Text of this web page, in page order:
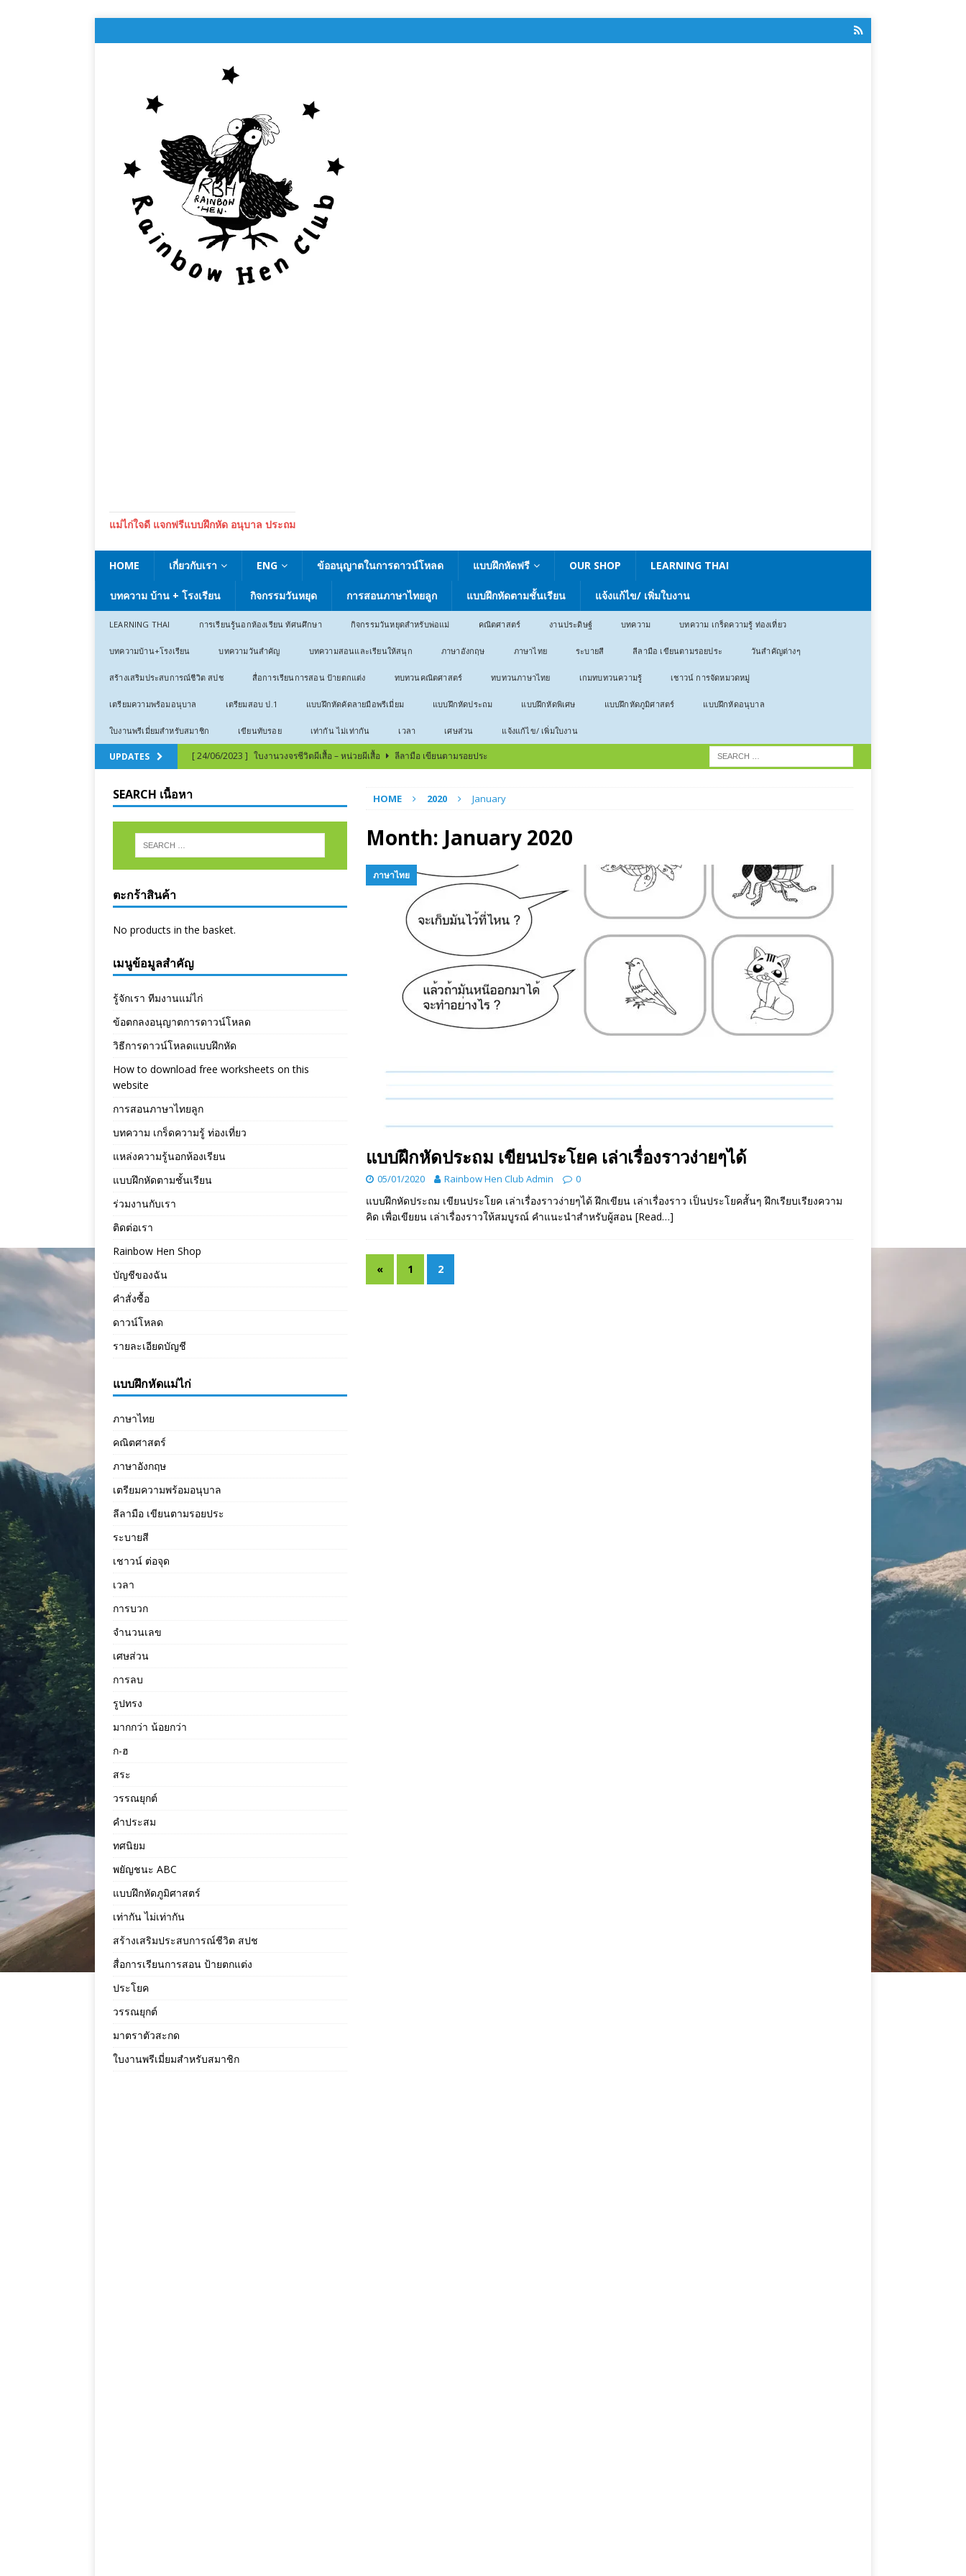
แม่ไก่ใจดี แจกฟรีแบบฝึกหัด อนุบาล ประถม
HOME เกี่ยวกับเรา ENG ข้ออนุญาตในการดาวน์โหลด แบบฝึกหัดฟรี OUR SHOP LEARNING THAI
บทความ บ้าน + โรงเรียน กิจกรรมวันหยุด การสอนภาษาไทยลูก แบบฝึกหัดตามชั้นเรียน แจ้งแก้ไข/ เพิ่มใบงาน
LEARNING THAI การเรียนรู้นอกห้องเรียน ทัศนศึกษา กิจกรรมวันหยุดสำหรับพ่อแม่ คณิตศาสตร์ งานประดิษฐ์ บทความ บทความ เกร็ดความรู้ ท่องเที่ยว
บทความบ้าน+โรงเรียน บทความวันสำคัญ บทความสอนและเรียนให้สนุก ภาษาอังกฤษ ภาษาไทย ระบายสี ลีลามือ เขียนตามรอยประ วันสำคัญต่างๆ
สร้างเสริมประสบการณ์ชีวิต สปช สื่อการเรียนการสอน ป้ายตกแต่ง ทบทวนคณิตศาสตร์ ทบทวนภาษาไทย เกมทบทวนความรู้ เชาวน์ การจัดหมวดหมู่
เตรียมความพร้อมอนุบาล เตรียมสอบ ป.1 แบบฝึกหัดคัดลายมือพรีเมี่ยม แบบฝึกหัดประถม แบบฝึกหัดพิเศษ แบบฝึกหัดภูมิศาสตร์ แบบฝึกหัดอนุบาล
ใบงานพรีเมี่ยมสำหรับสมาชิก เขียนทับรอย เท่ากัน ไม่เท่ากัน เวลา เศษส่วน แจ้งแก้ไข/ เพิ่มใบงาน
UPDATES [ 24/06/2023 ] ใบงานวงจรชีวิตผีเสื้อ – หน่วยผีเสื้อ
ลีลามือ เขียนตามรอยประ
[ 12/03/2023 ] ลีลามือ – หน่วยกบ
ลีลามือ เขียนตามรอยประ
ลีลามือ – ธีมเสือ ธีมวันสงกรานต์
ลีลามือ เขียนตามรอยประ
สอนไม่จำ ทำไม่ได้! ทำยังไงให้เด็กรักวิชาเลข
บทความสอนและเรียนให้สนุก
เทคนิคการสอนภาษาไทยให้อ่านออก เขียนได้
บทความสอนและเรียนให้สนุก
[ 24/06/2023 ]
คณิตศาสตร์
HOME 2020 January
Month: January 2020
ภาษาไทย
แบบฝึกหัดประถม เขียนประโยค เล่าเรื่องราวง่ายๆได้
05/01/2020 Rainbow Hen Club Admin 0
แบบฝึกหัดประถม เขียนประโยค เล่าเรื่องราวง่ายๆได้ ฝึกเขียน เล่าเรื่องราว เป็นประโยคสั้นๆ ฝึกเรียบเรียงความ
คิด เพื่อเขียยน เล่าเรื่องราวให้สมบูรณ์ คำแนะนำสำหรับผู้สอน [Read…]
« 1 2
SEARCH เนื้อหา
ตะกร้าสินค้า
No products in the basket.
เมนูข้อมูลสำคัญ
รู้จักเรา ทีมงานแม่ไก่
ข้อตกลงอนุญาตการดาวน์โหลด
วิธีการดาวน์โหลดแบบฝึกหัด
How to download free worksheets on this
website
การสอนภาษาไทยลูก
บทความ เกร็ดความรู้ ท่องเที่ยว
แหล่งความรู้นอกห้องเรียน
แบบฝึกหัดตามชั้นเรียน
ร่วมงานกับเรา
ติดต่อเรา
Rainbow Hen Shop
บัญชีของฉัน
คำสั่งซื้อ
ดาวน์โหลด
รายละเอียดบัญชี
แบบฝึกหัดแม่ไก่
ภาษาไทย
คณิตศาสตร์
ภาษาอังกฤษ
เตรียมความพร้อมอนุบาล
ลีลามือ เขียนตามรอยประ
ระบายสี
เชาวน์ ต่อจุด
เวลา
การบวก
จำนวนเลข
เศษส่วน
การลบ
รูปทรง
มากกว่า น้อยกว่า
ก-ฮ
สระ
วรรณยุกต์
คำประสม
ทศนิยม
พยัญชนะ ABC
แบบฝึกหัดภูมิศาสตร์
เท่ากัน ไม่เท่ากัน
สร้างเสริมประสบการณ์ชีวิต สปช
สื่อการเรียนการสอน ป้ายตกแต่ง
ประโยค
วรรณยุกต์
มาตราตัวสะกด
ใบงานพรีเมี่ยมสำหรับสมาชิก